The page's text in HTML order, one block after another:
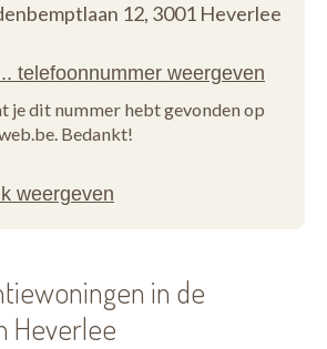
12, 3001 Heverlee
je dit nummer hebt gevonden op
Bedankt!
in de
Heverlee